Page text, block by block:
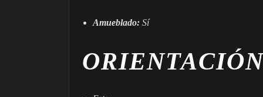
Amueblado: Sí